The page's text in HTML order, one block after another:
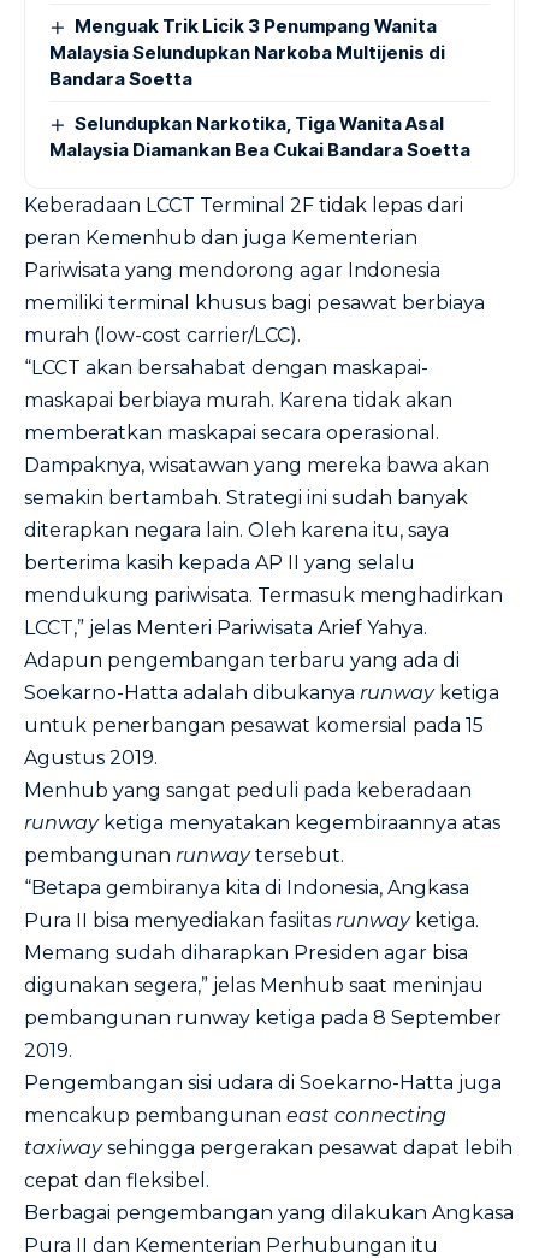
Menguak Trik Licik 3 Penumpang Wanita
Malaysia Selundupkan Narkoba Multijenis di
Bandara Soetta
Selundupkan Narkotika, Tiga Wanita Asal
Malaysia Diamankan Bea Cukai Bandara Soetta
Keberadaan LCCT Terminal 2F tidak lepas dari
peran Kemenhub dan juga Kementerian
Pariwisata yang mendorong agar Indonesia
memiliki terminal khusus bagi pesawat berbiaya
murah (low-cost carrier/LCC).
“LCCT akan bersahabat dengan maskapai-
maskapai berbiaya murah. Karena tidak akan
memberatkan maskapai secara operasional.
Dampaknya, wisatawan yang mereka bawa akan
semakin bertambah. Strategi ini sudah banyak
diterapkan negara lain. Oleh karena itu, saya
berterima kasih kepada AP II yang selalu
mendukung pariwisata. Termasuk menghadirkan
LCCT,” jelas Menteri Pariwisata Arief Yahya.
Adapun pengembangan terbaru yang ada di
Soekarno-Hatta adalah dibukanya runwayketiga
untuk penerbangan pesawat komersial pada 15
Agustus 2019.
Menhub yang sangat peduli pada keberadaan
runwayketiga menyatakan kegembiraannya atas
pembangunan runwaytersebut.
“Betapa gembiranya kita di Indonesia, Angkasa
Pura II bisa menyediakan fasiitas runwayketiga.
Memang sudah diharapkan Presiden agar bisa
digunakan segera,” jelas Menhub saat meninjau
pembangunan runway ketiga pada 8 September
2019.
Pengembangan sisi udara di Soekarno-Hatta juga
mencakup pembangunan east connecting
taxiwaysehingga pergerakan pesawat dapat lebih
cepat dan fleksibel.
Berbagai pengembangan yang dilakukan Angkasa
Pura II dan Kementerian Perhubungan itu